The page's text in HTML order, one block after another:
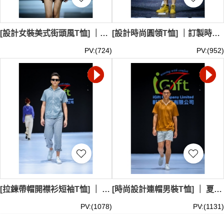
[設計女裝美式街頭風T恤] ｜oversiza圓領T恤｜黑色｜隱藏式短褲穿搭｜模特試穿｜MOFWK25-002
PV:(724)
[設計時尚圓領T恤] ｜訂製時尚街頭風T恤｜時尚印花logo｜黑色｜模特試穿｜MOFWK25-001
PV:(952)
[拉鍊帶帽開襟衫短袖T恤] ｜ 男衛衣連帽半截袖修身｜薄款衣服夏天短衣T恤｜淺灰色｜模特試穿｜MOFWK24-002
PV:(1078)
[時尚設計連帽男裝T恤] ｜ 夏季潮流男裝短袖T恤｜純色咖啡色｜灰色運動短褲搭配｜模特試穿｜MOFWK24-001
PV:(1131)